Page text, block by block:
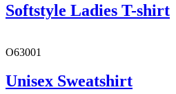
Softstyle Ladies T-shirt
O63001
Unisex Sweatshirt